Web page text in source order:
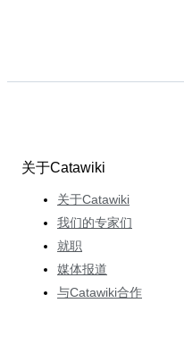
关于Catawiki
关于Catawiki
我们的专家们
就职
媒体报道
与Catawiki合作